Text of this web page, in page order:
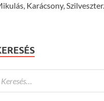
Karácsony, Szilveszter.